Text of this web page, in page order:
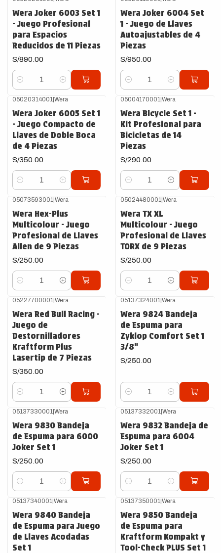
Wera Joker 6003 Set 1
- Juego Profesional
para Espacios
Reducidos de 11 Piezas
S/890.00
Cantidad
Wera Joker 6004 Set
1 - Juego de Llaves
Autoajustables de 4
Piezas
S/950.00
Cantidad
05020314001| Wera
Wera Joker 6005 Set 1
- Juego Compacto de
Llaves de Doble Boca
de 4 Piezas
S/350.00
Cantidad
05004170001 Wera
Wera Bicycle Set 1 -
Kit Profesional para
Bicicletas de 14
Piezas
S/290.00
Cantidad
05073593001| Wera
Wera Hex-Plus
Multicolour - Juego
Profesional de Llaves
Allen de 9 Piezas
S/250.00
Cantidad
05024480001 Wera
Wera TX XL
Multicolour - Juego
Profesional de Llaves
TORX de 9 Piezas
S/250.00
Cantidad
05227700001| Wera
Wera Red Bull Racing -
Juego de
Destornilladores
Kraftform Plus
Lasertip de 7 Piezas
S/350.00
Cantidad
05137324001 Wera
Wera 9824 Bandeja
de Espuma para
Zyklop Comfort Set 1
3/8"
S/250.00
Cantidad
05137330001| Wera
Wera 9830 Bandeja
de Espuma para 6000
Joker Set 1
S/250.00
Cantidad
05137332001 Wera
Wera 9832 Bandeja de
Espuma para 6004
Joker Set 1
S/250.00
Cantidad
05137340001| Wera
Wera 9840 Bandeja
de Espuma para Juego
de Llaves Acodadas
Set 1
05137350001 Wera
Wera 9850 Bandeja
de Espuma para
Kraftform Kompakt y
Tool-Check PLUS Set 1